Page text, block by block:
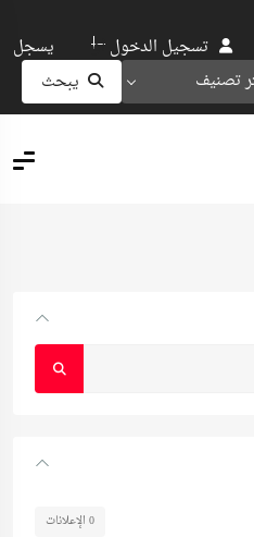
تصنيف
يبحث
تسجيل الدخولاو يسجل
0 الإعلانات